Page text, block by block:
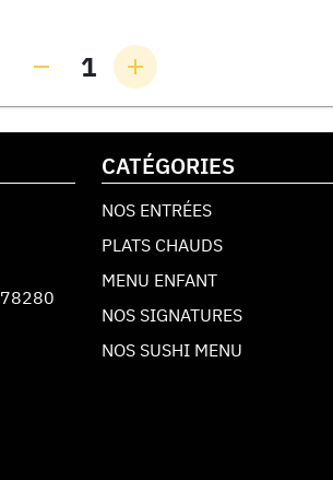
1
78280
CATÉGORIES
NOS ENTRÉES
PLATS CHAUDS
MENU ENFANT
NOS SIGNATURES
NOS SUSHI MENU